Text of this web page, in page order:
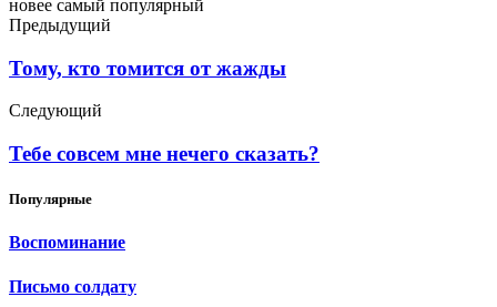
новее самый популярный
Предыдущий
Тому, кто томится от жажды
Следующий
Тебе совсем мне нечего сказать?
Популярные
Воспоминание
Письмо солдату